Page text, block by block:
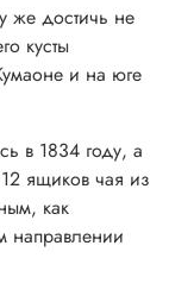
же достичь не
кусты
и на юге
в 1834 году, а
ящиков чая из
как
направлении